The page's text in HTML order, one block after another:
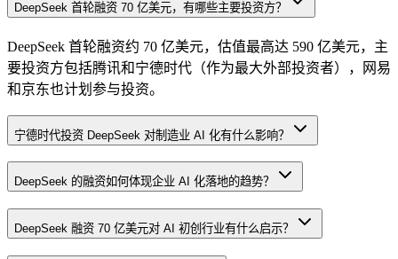
DeepSeek 首轮融资 70 亿美元，有哪些主要投资方？
DeepSeek 首轮融资约 70 亿美元，估值最高达 590 亿美元，主
要投资方包括腾讯和宁德时代（作为最大外部投资者），网易
和京东也计划参与投资。
宁德时代投资 DeepSeek 对制造业 AI 化有什么影响？
DeepSeek 的融资如何体现企业 AI 化落地的趋势？
DeepSeek 融资 70 亿美元对 AI 初创行业有什么启示？